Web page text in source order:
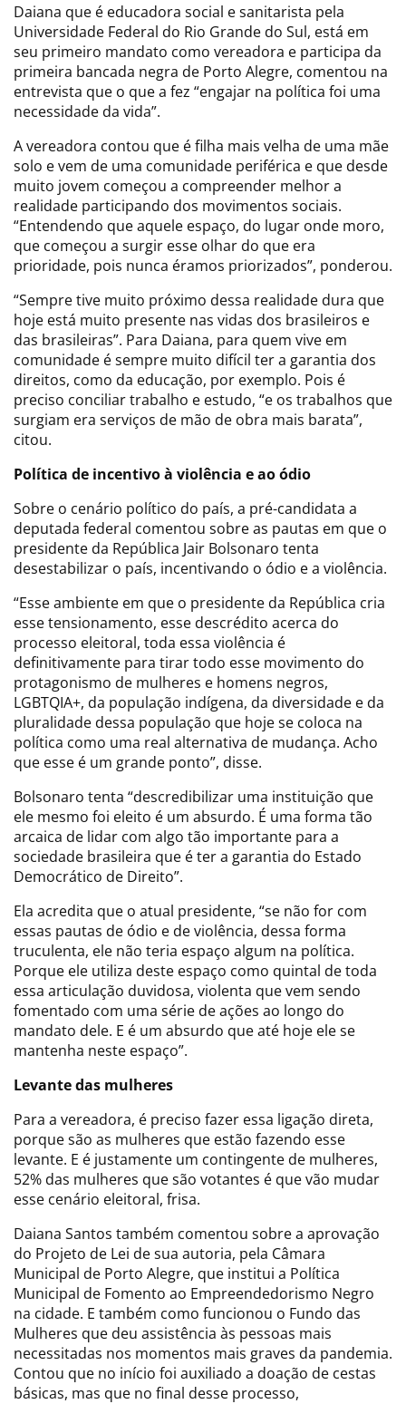
Daiana que é educadora social e sanitarista pela
Universidade Federal do Rio Grande do Sul, está em
seu primeiro mandato como vereadora e participa da
primeira bancada negra de Porto Alegre, comentou na
entrevista que o que a fez “engajar na política foi uma
necessidade da vida”.
A vereadora contou que é filha mais velha de uma mãe
solo e vem de uma comunidade periférica e que desde
muito jovem começou a compreender melhor a
realidade participando dos movimentos sociais.
“Entendendo que aquele espaço, do lugar onde moro,
que começou a surgir esse olhar do que era
prioridade, pois nunca éramos priorizados”, ponderou.
“Sempre tive muito próximo dessa realidade dura que
hoje está muito presente nas vidas dos brasileiros e
das brasileiras”. Para Daiana, para quem vive em
comunidade é sempre muito difícil ter a garantia dos
direitos, como da educação, por exemplo. Pois é
preciso conciliar trabalho e estudo, “e os trabalhos que
surgiam era serviços de mão de obra mais barata”,
citou.
Política de incentivo à violência e ao ódio
Sobre o cenário político do país, a pré-candidata a
deputada federal comentou sobre as pautas em que o
presidente da República Jair Bolsonaro tenta
desestabilizar o país, incentivando o ódio e a violência.
“Esse ambiente em que o presidente da República cria
esse tensionamento, esse descrédito acerca do
processo eleitoral, toda essa violência é
definitivamente para tirar todo esse movimento do
protagonismo de mulheres e homens negros,
LGBTQIA+, da população indígena, da diversidade e da
pluralidade dessa população que hoje se coloca na
política como uma real alternativa de mudança. Acho
que esse é um grande ponto”, disse.
Bolsonaro tenta “descredibilizar uma instituição que
ele mesmo foi eleito é um absurdo. É uma forma tão
arcaica de lidar com algo tão importante para a
sociedade brasileira que é ter a garantia do Estado
Democrático de Direito”.
Ela acredita que o atual presidente, “se não for com
essas pautas de ódio e de violência, dessa forma
truculenta, ele não teria espaço algum na política.
Porque ele utiliza deste espaço como quintal de toda
essa articulação duvidosa, violenta que vem sendo
fomentado com uma série de ações ao longo do
mandato dele. E é um absurdo que até hoje ele se
mantenha neste espaço”.
Levante das mulheres
Para a vereadora, é preciso fazer essa ligação direta,
porque são as mulheres que estão fazendo esse
levante. E é justamente um contingente de mulheres,
52% das mulheres que são votantes é que vão mudar
esse cenário eleitoral, frisa.
Daiana Santos também comentou sobre a aprovação
do Projeto de Lei de sua autoria, pela Câmara
Municipal de Porto Alegre, que institui a Política
Municipal de Fomento ao Empreendedorismo Negro
na cidade. E também como funcionou o Fundo das
Mulheres que deu assistência às pessoas mais
necessitadas nos momentos mais graves da pandemia.
Contou que no início foi auxiliado a doação de cestas
básicas, mas que no final desse processo,